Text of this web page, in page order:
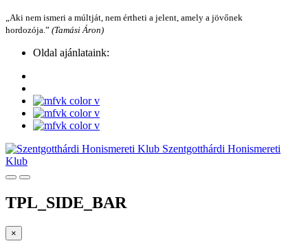
„Aki nem ismeri a múltját, nem értheti a jelent, amely a jövőnek
hordozója.” (Tamási Áron)
Oldal ajánlataink:
Szentgotthárdi Honismereti
Klub
TPL_SIDE_BAR
×